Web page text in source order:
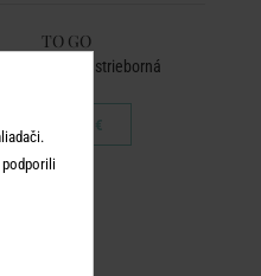
TO GO
500 ml - strieborná
15,99 €